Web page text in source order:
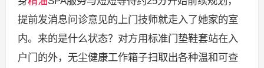
提前发消息问诊意见的上门技师就走入了她家的室
内。来的是什么状态？对方用标准门垫鞋套站在入
户门的外，无尘健康工作箱子扫取出各种温和可查